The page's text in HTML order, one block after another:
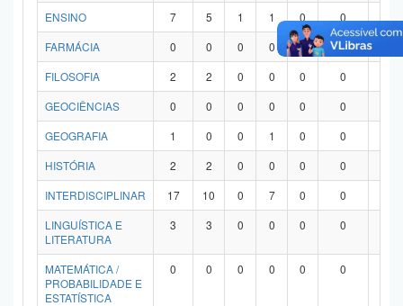
ENSINO
7 5 1 1 0 0
FARMÁCIA
0 0 0 0 0 0
FILOSOFIA
2 2 0 0 0 0
GEOCIÊNCIAS
0 0 0 0 0 0
GEOGRAFIA
1 0 0 1 0 0
HISTÓRIA
2 2 0 0 0 0
INTERDISCIPLINAR
17 10 0 7 0 0
LINGUÍSTICA E
LITERATURA
3 3 0 0 0 0
MATEMÁTICA /
PROBABILIDADE E
ESTATÍSTICA
0 0 0 0 0 0